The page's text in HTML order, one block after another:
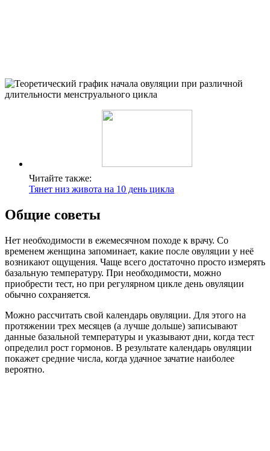
Читайте также:
Тянет низ живота на 10 день цикла
Общие советы
Нет необходимости в ежемесячном походе к врачу. Со
временем женщина запоминает, какие после овуляции у неё
возникают ощущения. Чаще всего достаточно просто измерять
базальную температуру. При необходимости, можно
приобрести тест, но при регулярном цикле день овуляции
обычно сохраняется.
Можно рассчитать свой календарь овуляции. Для этого на
протяжении трех месяцев (а лучше дольше) записывают
данные базальной температуры и указывают дни, когда тест
определил рост гормонов. В результате календарь овуляции
покажет средние числа, когда удачное зачатие наиболее
вероятно.